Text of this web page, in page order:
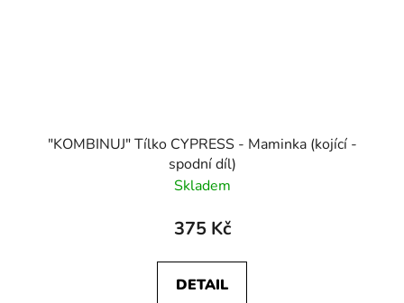
"KOMBINUJ" Tílko CYPRESS - Maminka (kojící -
spodní díl)
Skladem
375 Kč
DETAIL